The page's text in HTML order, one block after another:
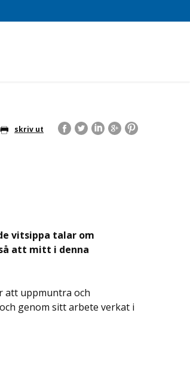
skriv ut
vitsippa talar om
att mitt i denna
att uppmuntra och
genom sitt arbete verkat i